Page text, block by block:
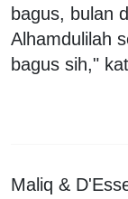
bagus, bulan
Alhamdulilah
bagus sih,"
Maliq &